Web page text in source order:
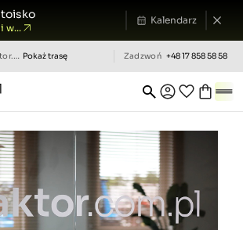
w...
Kalendarz
Pokaż trasę Zadzwoń +48 17 858 58 58